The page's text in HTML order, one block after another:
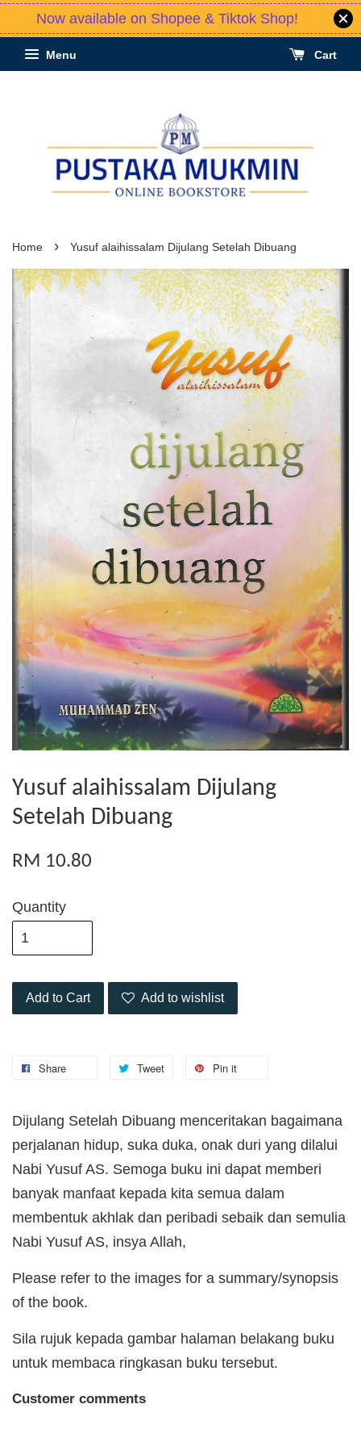
Now available on Shopee & Tiktok Shop!
Menu Cart
Home › Yusuf alaihissalam Dijulang Setelah Dibuang
Yusuf alaihissalam Dijulang
Setelah Dibuang
RM 10.80
Quantity
Add to Cart Add to wishlist
Share Tweet Pin it
Dijulang Setelah Dibuang menceritakan bagaimana
perjalanan hidup, suka duka, onak duri yang dilalui
Nabi Yusuf AS. Semoga buku ini dapat memberi
banyak manfaat kepada kita semua dalam
membentuk akhlak dan peribadi sebaik dan semulia
Nabi Yusuf AS, insya Allah,
Please refer to the images for a summary/synopsis
of the book.
Sila rujuk kepada gambar halaman belakang buku
untuk membaca ringkasan buku tersebut.
Customer comments